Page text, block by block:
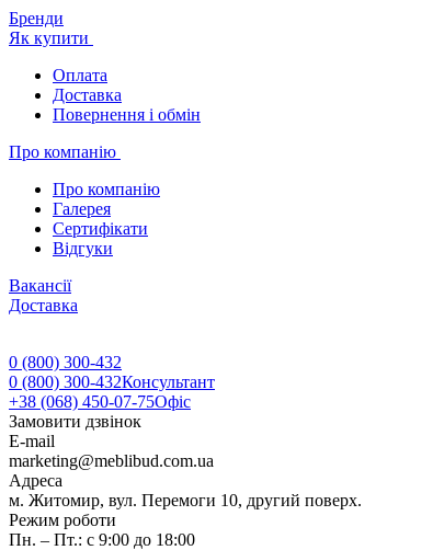
Бренди
Як купити
Оплата
Доставка
Повернення і обмін
Про компанію
Про компанію
Галерея
Сертифікати
Відгуки
Вакансії
Доставка
0 (800) 300-432
0 (800) 300-432Консультант
+38 (068) 450-07-75Офіс
Замовити дзвінок
E-mail
marketing@meblibud.com.ua
Адреса
м. Житомир, вул. Перемоги 10, другий поверх.
Режим роботи
Пн. – Пт.: с 9:00 до 18:00